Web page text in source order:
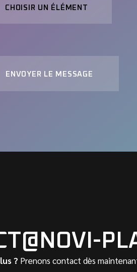
CHOISIR UN ÉLÉMENT
ENVOYER LE MESSAGE
? Prenons contact dès